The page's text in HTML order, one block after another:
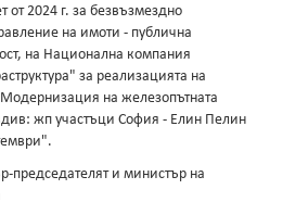
от 2024 г. за безвъзмездно
на имоти - публична
на Национална компания
за реализацията на
на железопътната
жп участъци София - Елин Пелин
председателят и министър на